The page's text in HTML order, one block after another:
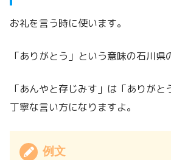
お礼を言う時に使います。
「ありがとう」という意味の石川県
「あんやと存じみす」は「ありが
丁寧な言い方になりますよ。
例文